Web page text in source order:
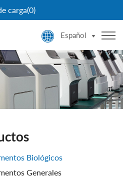
carga(0)
Español
Biológicos
Generales